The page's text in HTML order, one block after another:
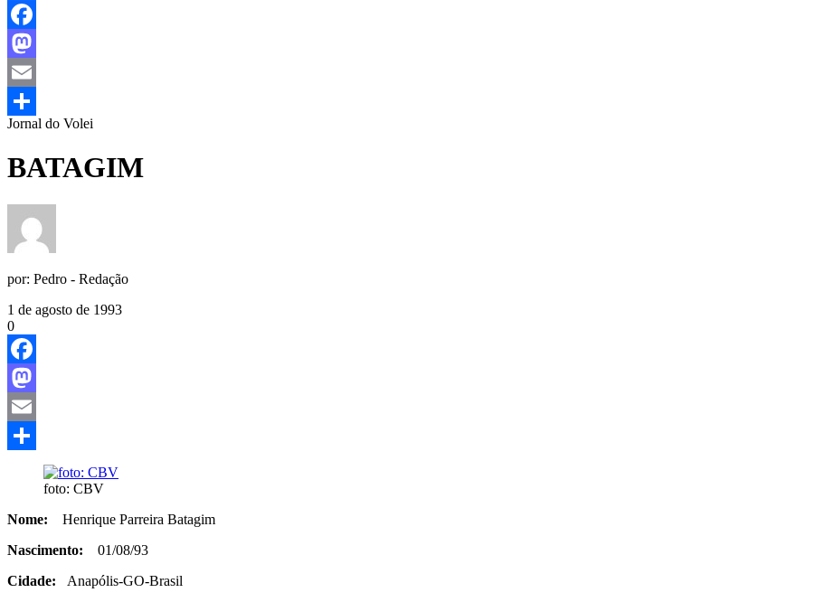
Facebook
Mastodon
Email
Share
Jornal do Volei
BATAGIM
por: Pedro - Redação
1 de agosto de 1993
0
Facebook
Mastodon
Email
foto: CBV
Nome: Henrique Parreira Batagim
Nascimento: 01/08/93
Cidade: Anapólis-GO-Brasil